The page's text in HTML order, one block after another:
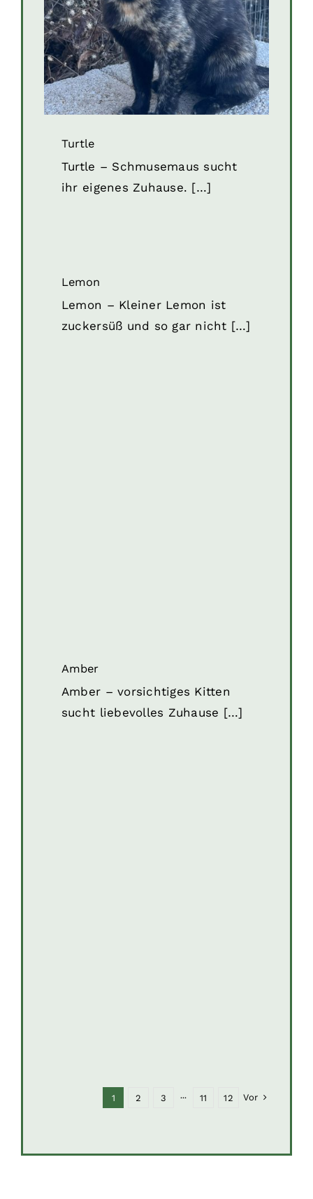
Turtle
Turtle – Schmusemaus sucht
ihr eigenes Zuhause. […]
Lemon
Lemon – Kleiner Lemon ist
zuckersüß und so gar nicht […]
Amber
Amber – vorsichtiges Kitten
sucht liebevolles Zuhause […]
1 2 3 ··· 11 12 Vor